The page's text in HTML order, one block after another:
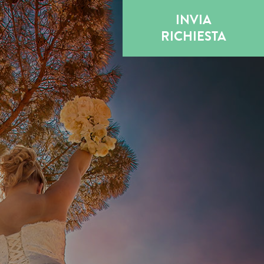
INVIA
RICHIESTA